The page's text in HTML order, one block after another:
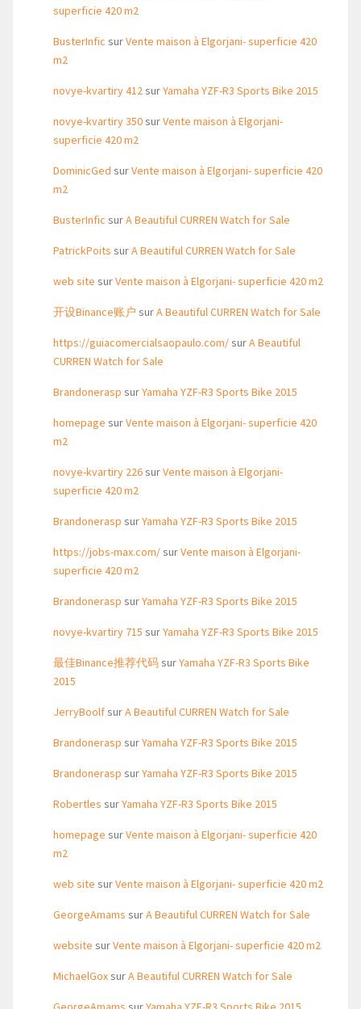
superficie 420 m2
BusterInfic surVente maison à Elgorjani- superficie 420
m2
novye-kvartiry 412surYamaha YZF-R3 Sports Bike 2015
novye-kvartiry 350surVente maison à Elgorjani-
superficie 420 m2
DominicGed surVente maison à Elgorjani- superficie 420
m2
BusterInfic surA Beautiful CURREN Watch for Sale
PatrickPoits surA Beautiful CURREN Watch for Sale
web site surVente maison à Elgorjani- superficie 420 m2
开设Binance账户 surA Beautiful CURREN Watch for Sale
https://guiacomercialsaopaulo.com/surA Beautiful
CURREN Watch for Sale
Brandonerasp surYamaha YZF-R3 Sports Bike 2015
homepage surVente maison à Elgorjani- superficie 420
m2
novye-kvartiry 226surVente maison à Elgorjani-
superficie 420 m2
Brandonerasp surYamaha YZF-R3 Sports Bike 2015
https://jobs-max.com/surVente maison à Elgorjani-
superficie 420 m2
Brandonerasp surYamaha YZF-R3 Sports Bike 2015
novye-kvartiry 715 surYamaha YZF-R3 Sports Bike 2015
最佳Binance推荐代码surYamaha YZF-R3 Sports Bike
2015
JerryBoolfsurA Beautiful CURREN Watch for Sale
Brandonerasp surYamaha YZF-R3 Sports Bike 2015
Brandonerasp surYamaha YZF-R3 Sports Bike 2015
Robertles surYamaha YZF-R3 Sports Bike 2015
homepage surVente maison à Elgorjani- superficie 420
m2
web site surVente maison à Elgorjani- superficie 420 m2
GeorgeAmams surA Beautiful CURREN Watch for Sale
website surVente maison à Elgorjani- superficie 420 m2
MichaelGoxsurA Beautiful CURREN Watch for Sale